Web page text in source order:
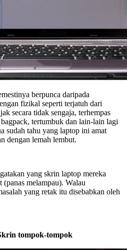
berpunca daripada
fizikal seperti terjatuh dari
secara tidak sengaja, terhempas
tertumbuk dan lain-lain lagi
sudah tahu yang laptop ini amat
dengan lemah lembut.
yang skrin laptop mereka
(panas melampau). Walau
yang retak itu disebabkan oleh
tompok-tompok